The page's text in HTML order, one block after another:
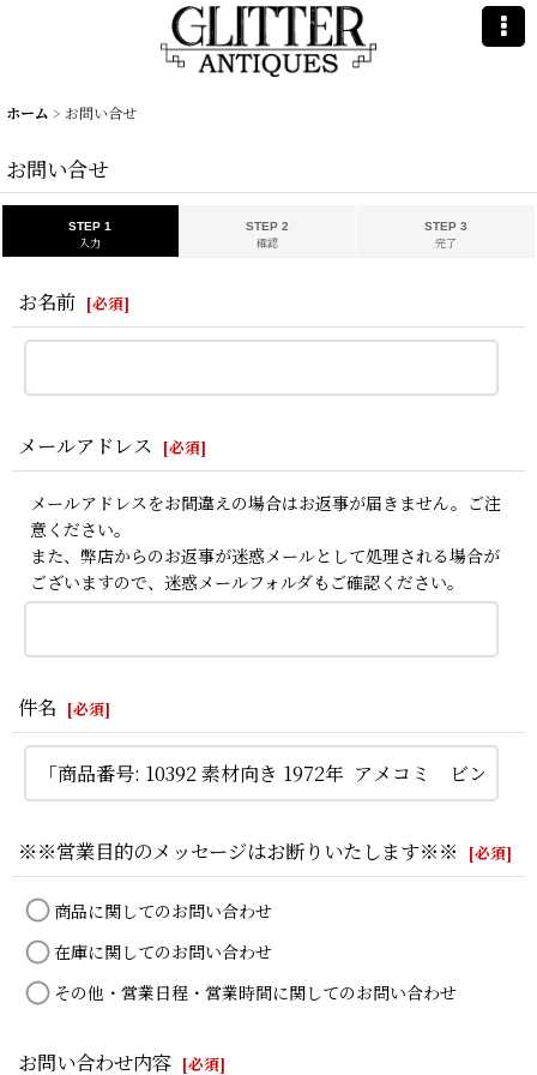
ホーム > お問い合せ
お問い合せ
STEP 1
入力
STEP 2
確認
STEP 3
完了
お名前 [必須]
メールアドレス [必須]
メールアドレスをお間違えの場合はお返事が届きません。ご注
意ください。
また、弊店からのお返事が迷惑メールとして処理される場合が
ございますので、迷惑メールフォルダもご確認ください。
件名 [必須]
※※営業目的のメッセージはお断りいたします※※ [必須]
商品に関してのお問い合わせ
在庫に関してのお問い合わせ
その他・営業日程・営業時間に関してのお問い合わせ
お問い合わせ内容 [必須]